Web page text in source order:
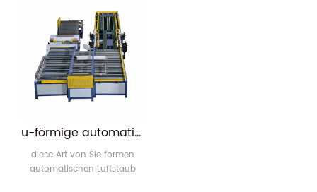
u-förmige automatische Luftkanalfertigungsstraße v
diese Art von Sie formen
automatischen Luftstaub